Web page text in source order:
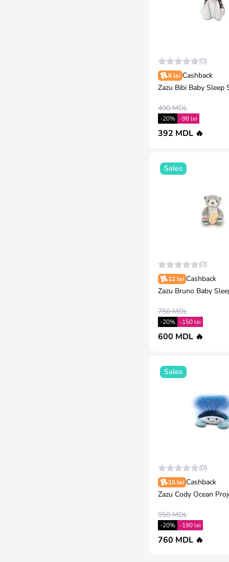
(0)
8 lei Cashback
Zazu Bibi Baby Sleep
490 MDL
-20% -98 lei
392 MDL 🔥
Sales
(0)
12 lei Cashback
Zazu Bruno Baby
750 MDL
-20% -150 lei
600 MDL 🔥
Sales
(0)
15 lei Cashback
Zazu Cody Ocean
950 MDL
-20% -190 lei
760 MDL 🔥